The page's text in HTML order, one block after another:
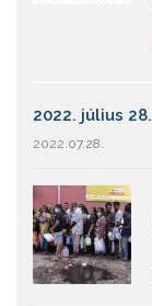
2022. július 28.
2022.07.28.